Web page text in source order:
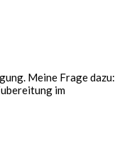
Meine Frage dazu:
im